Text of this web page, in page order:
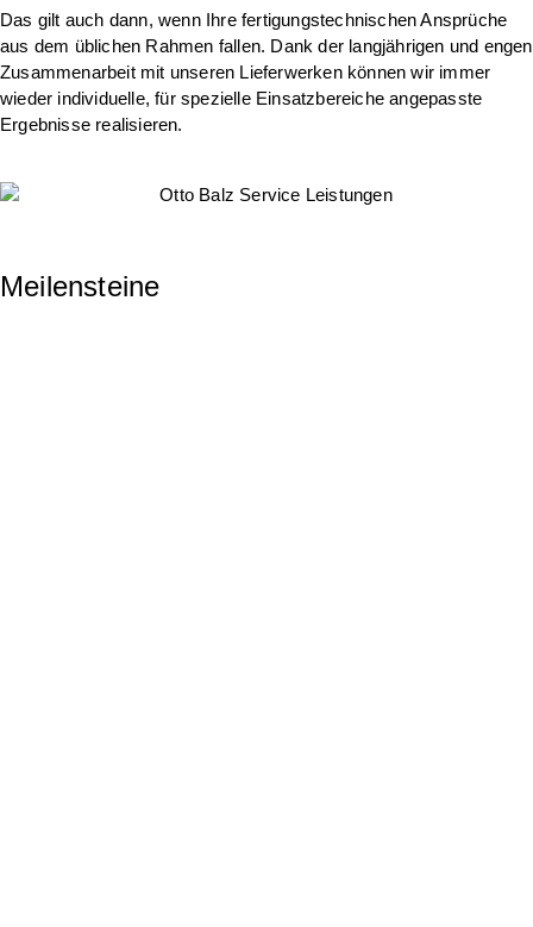
Das gilt auch dann, wenn Ihre fertigungstechnischen Ansprüche
aus dem üblichen Rahmen fallen. Dank der langjährigen und engen
Zusammenarbeit mit unseren Lieferwerken können wir immer
wieder individuelle, für spezielle Einsatzbereiche angepasste
Ergebnisse realisieren.
Meilensteine